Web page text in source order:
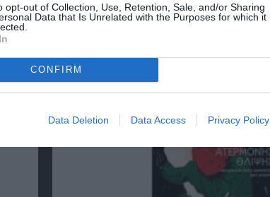
opt-out of Collection, Use, Retention, Sale, and/or Sharing
Data that Is Unrelated with the Purposes for which it
CONFIRM
Data Deletion Data Access Privacy Policy
Σχετικά Άρθρα